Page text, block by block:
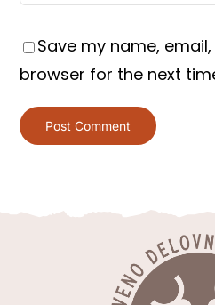
Save my name,
browser for the next